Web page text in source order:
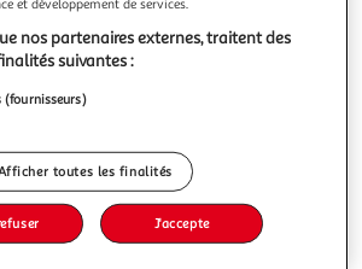
Afficher le prix
889308 / 3225480019053 /
et développement de services.
nos partenaires externes, traitent des
suivantes :
(fournisseurs)
toutes les finalités
J'accepte